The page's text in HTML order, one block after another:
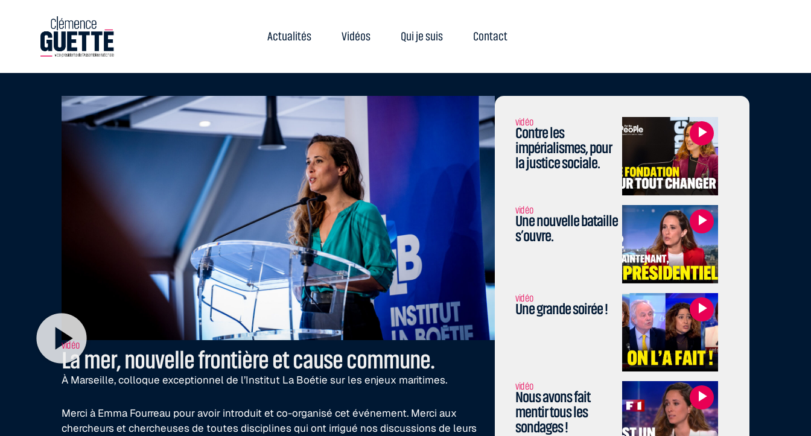
Actualités Vidéos Qui je suis Contact
vidéo
La mer, nouvelle frontière et cause commune.
À Marseille, colloque exceptionnel de l’Institut La Boétie sur les enjeux maritimes.
Merci à Emma Fourreau pour avoir introduit et co-organisé cet événement. Merci aux
chercheurs et chercheuses de toutes disciplines qui ont irrigué nos discussions de leurs
vidéo
Contre les
impérialismes, pour
la justice sociale.
vidéo
Une nouvelle bataille
s’ouvre.
vidéo
Une grande soirée !
vidéo
Nous avons fait
mentir tous les
sondages !